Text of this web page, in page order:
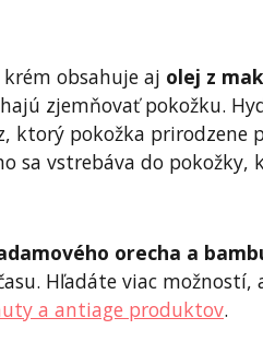
obsahuje aj olej z
zjemňovať pokožku.
ktorý pokožka prirodzene
sa vstrebáva do pokožky,
orecha a
Hľadáte viac
a antiage produktov.